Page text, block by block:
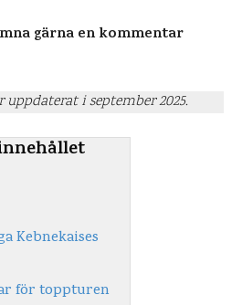
gärna en kommentar
i september 2025.
Kebnekaises
för toppturen